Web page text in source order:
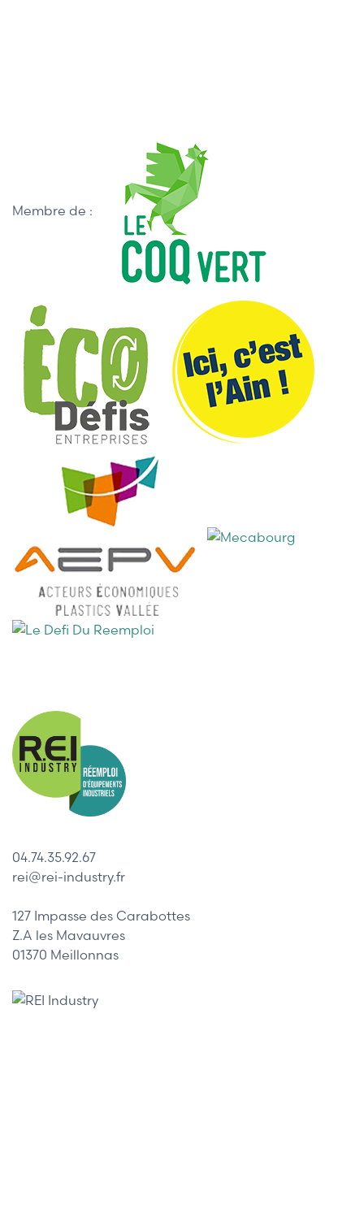
Membre de :
04.74.35.92.67
rei@rei-industry.fr
127 Impasse des Carabottes
Z.A les Mavauvres
01370 Meillonnas